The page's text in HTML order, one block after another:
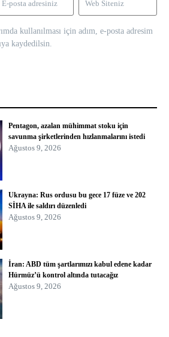
kullanılması için adım, e-posta adresim
kaydedilsin.
Pentagon, azalan mühimmat stoku için
savunma şirketlerinden hızlanmalarını istedi
Ağustos 9, 2026
Ukrayna: Rus ordusu bu gece 17 füze ve 202
SİHA ile saldırı düzenledi
Ağustos 9, 2026
İran: ABD tüm şartlarımızı kabul edene kadar
Hürmüz’ü kontrol altında tutacağız
Ağustos 9, 2026